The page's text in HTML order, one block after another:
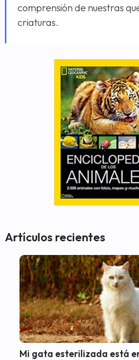
comprensión de nuestras
criaturas.
Artículos recientes
Mi gata esterilizada está